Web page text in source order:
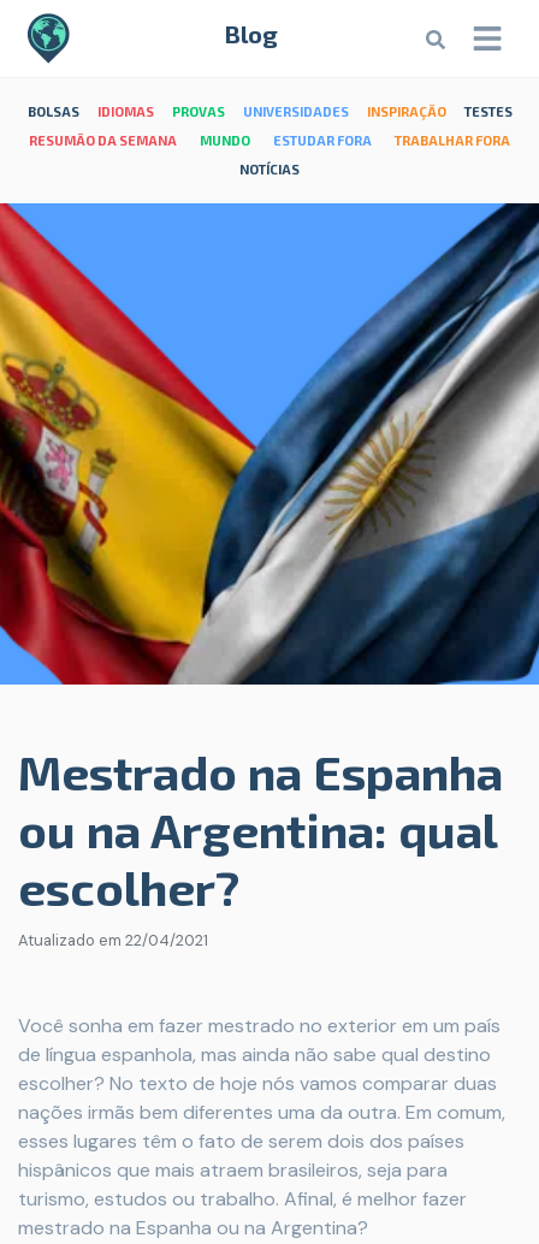
Blog
BOLSAS IDIOMAS PROVAS UNIVERSIDADES INSPIRAÇÃO
TESTES
RESUMÃO DA SEMANA
MUNDO ESTUDAR FORA
TRABALHAR FORA
NOTÍCIAS
Mestrado na Espanha
ou na Argentina: qual
escolher?
Atualizado em 22/04/2021
Você sonha em fazer mestrado no exterior em um país
de língua espanhola, mas ainda não sabe qual destino
escolher? No texto de hoje nós vamos comparar duas
nações irmãs bem diferentes uma da outra. Em comum,
esses lugares têm o fato de serem dois dos países
hispânicos que mais atraem brasileiros, seja para
turismo, estudos ou trabalho. Afinal, é melhor fazer
mestrado na Espanha ou na Argentina?